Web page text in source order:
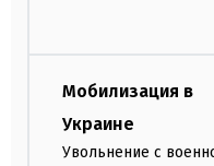
Мобилизация в
Украине
Увольнение с